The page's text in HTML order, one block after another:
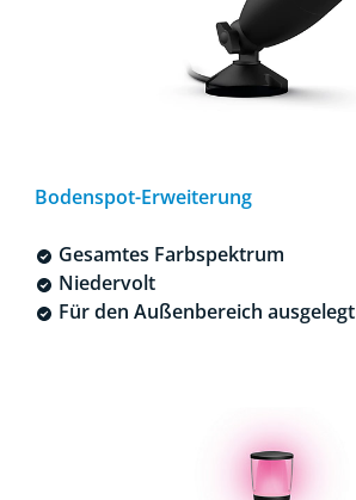
Bodenspot-Erweiterung
Gesamtes Farbspektrum
Niedervolt
Für den Außenbereich ausgelegt